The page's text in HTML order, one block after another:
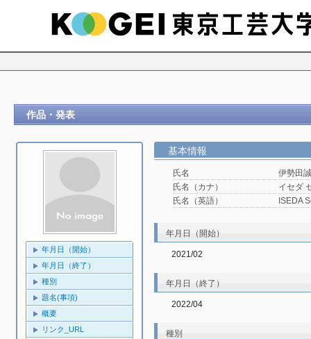
作品・発表
年月日（開始）
年月日（終了）
種別
題名(事項)
概要
リンク_URL
基本情報
氏名
伊勢田
氏名（カナ）
イセダ
氏名（英語）
ISEDA
年月日（開始）
2021/02
年月日（終了）
2022/04
種別